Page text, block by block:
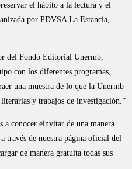
el hábito a la lectura y el
por PDVSA La Estancia,
del Fondo Editorial Unermb,
con los diferentes programas,
una muestra de lo que la Unermb
y trabajos de investigación.”
a conocer einvitar de una manera
través de nuestra página oficial del
de manera gratuita todas sus